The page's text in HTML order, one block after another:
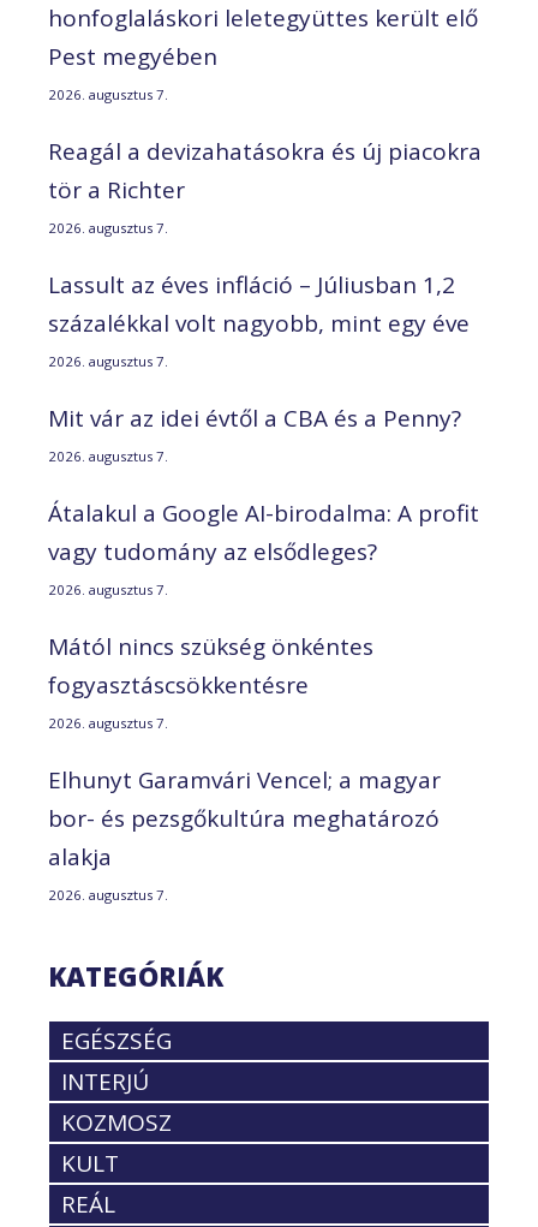
honfoglaláskori leletegyüttes került elő
Pest megyében
2026. augusztus 7.
Reagál a devizahatásokra és új piacokra
tör a Richter
2026. augusztus 7.
Lassult az éves infláció – Júliusban 1,2
százalékkal volt nagyobb, mint egy éve
2026. augusztus 7.
Mit vár az idei évtől a CBA és a Penny?
2026. augusztus 7.
Átalakul a Google AI-birodalma: A profit
vagy tudomány az elsődleges?
2026. augusztus 7.
Mától nincs szükség önkéntes
fogyasztáscsökkentésre
2026. augusztus 7.
Elhunyt Garamvári Vencel; a magyar
bor- és pezsgőkultúra meghatározó
alakja
2026. augusztus 7.
KATEGÓRIÁK
EGÉSZSÉG
INTERJÚ
KOZMOSZ
KULT
REÁL